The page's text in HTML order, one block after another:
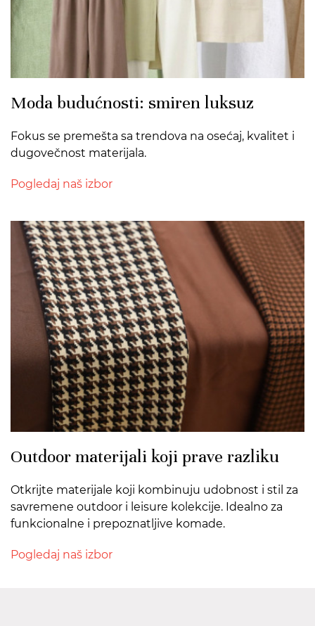
Moda budućnosti: smiren luksuz
Fokus se premešta sa trendova na osećaj, kvalitet i
dugovečnost materijala.
Pogledaj naš izbor
Outdoor materijali koji prave razliku
Otkrijte materijale koji kombinuju udobnost i stil za
savremene outdoor i leisure kolekcije. Idealno za
funkcionalne i prepoznatljive komade.
Pogledaj naš izbor